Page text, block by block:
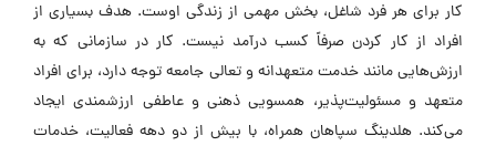
کار برای هر فرد شاغل، بخش مهمی از زندگی اوست. هدف بسیاری از
افراد از کار کردن صرفاً کسب درآمد نیست. کار در سازمانی که به
ارزش‌هایی مانند خدمت متعهدانه و تعالی جامعه توجه دارد، برای افراد
متعهد و مسئولیت‌پذیر، همسویی ذهنی و عاطفی ارزشمندی ایجاد
می‌کند. هلدینگ سپاهان همراه، با بیش از دو دهه فعالیت، خدمات